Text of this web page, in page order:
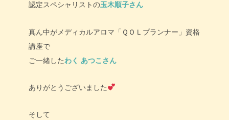
認定スペシャリストの玉木順子さん
真ん中がメディカルアロマ「ＱＯＬプランナー」資格
講座で
ご一緒したわく あつこさん
ありがとうございました
そして